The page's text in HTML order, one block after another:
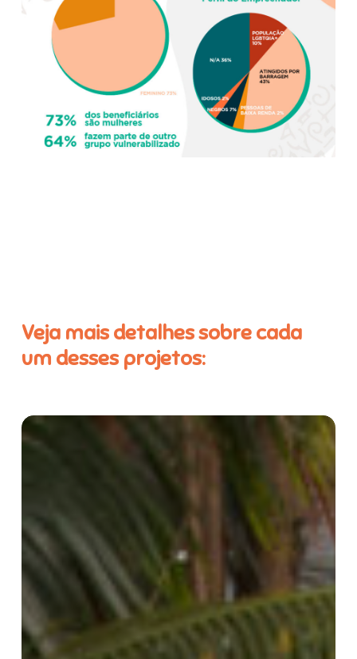
Veja mais detalhes sobre cada
um desses projetos:
Projeto
de
Transformação
Social